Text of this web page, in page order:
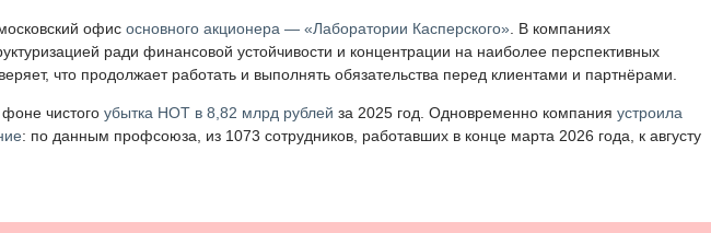
офис основного акционера — «Лаборатории Касперского» . В компаниях
ради финансовой устойчивости и концентрации на наиболее перспективных
что продолжает работать и выполнять обязательства перед клиентами и партнёрами.
чистого убытка НОТ в 8,82 млрд рублей за 2025 год. Одновременно компания устроила
: по данным профсоюза, из 1073 сотрудников, работавших в конце марта 2026 года, к августу